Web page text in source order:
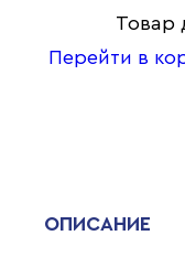
Товар
Перейти в
ОПИСАНИЕ